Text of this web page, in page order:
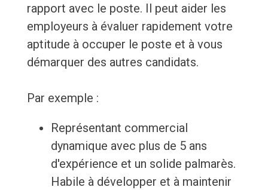
rapport avec le poste. Il peut aider les
employeurs à évaluer rapidement votre
aptitude à occuper le poste et à vous
démarquer des autres candidats.
Par exemple :
Représentant commercial
dynamique avec plus de 5 ans
d'expérience et un solide palmarès.
Habile à développer et à maintenir